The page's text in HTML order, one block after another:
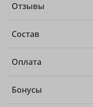
Отзывы
Состав
Оплата
Бонусы